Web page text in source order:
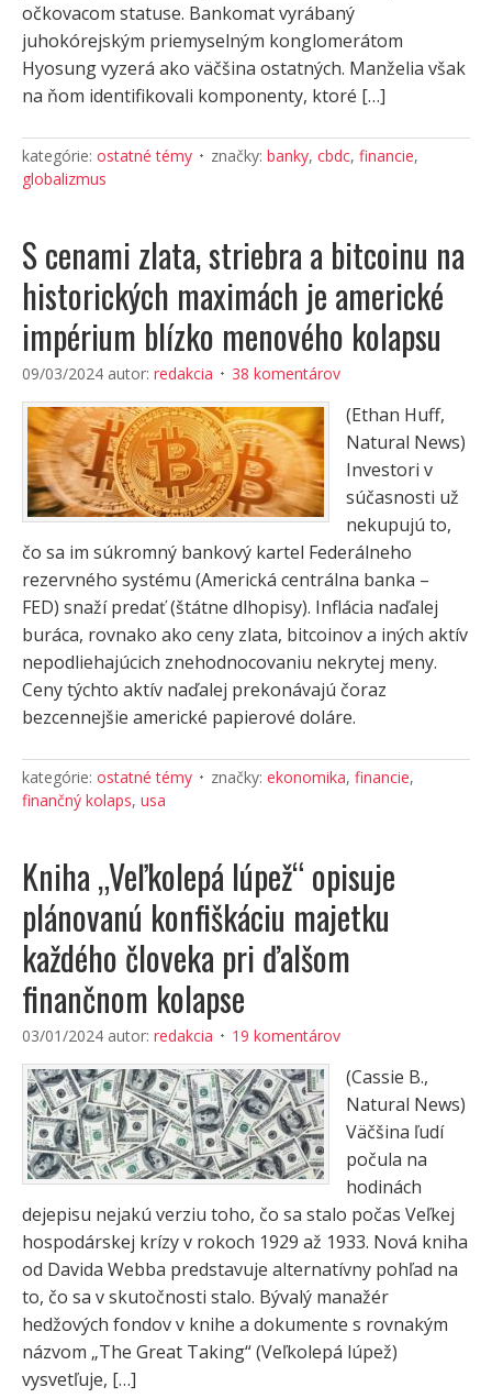
očkovacom statuse. Bankomat vyrábaný
juhokórejským priemyselným konglomerátom
Hyosung vyzerá ako väčšina ostatných. Manželia však
na ňom identifikovali komponenty, ktoré […]
kategórie: ostatné témy značky: banky, cbdc, financie,
globalizmus
S cenami zlata, striebra a bitcoinu na
historických maximách je americké
impérium blízko menového kolapsu
09/03/2024 autor: redakcia 38 komentárov
(Ethan Huff,
Natural News)
Investori v
súčasnosti už
nekupujú to,
čo sa im súkromný bankový kartel Federálneho
rezervného systému (Americká centrálna banka –
FED) snaží predať (štátne dlhopisy). Inflácia naďalej
buráca, rovnako ako ceny zlata, bitcoinov a iných aktív
nepodliehajúcich znehodnocovaniu nekrytej meny.
Ceny týchto aktív naďalej prekonávajú čoraz
bezcennejšie americké papierové doláre.
kategórie: ostatné témy značky: ekonomika, financie,
finančný kolaps, usa
Kniha „Veľkolepá lúpež“ opisuje
plánovanú konfiškáciu majetku
každého človeka pri ďalšom
finančnom kolapse
03/01/2024 autor: redakcia 19 komentárov
(Cassie B.,
Natural News)
Väčšina ľudí
počula na
hodinách
dejepisu nejakú verziu toho, čo sa stalo počas Veľkej
hospodárskej krízy v rokoch 1929 až 1933. Nová kniha
od Davida Webba predstavuje alternatívny pohľad na
to, čo sa v skutočnosti stalo. Bývalý manažér
hedžových fondov v knihe a dokumente s rovnakým
názvom „The Great Taking“ (Veľkolepá lúpež)
vysvetľuje, […]